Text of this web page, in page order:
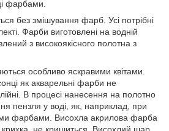
фарбами.
без змішування фарб. Усі потрібні
Фарби виготовлені на водній
з високоякісного полотна з
особливо яскравими квітами.
як акварельні фарби не
В процесі нанесення на полотно
пензля у воді, як, наприклад, при
фарбами. Висохла акрилова фарба
крихка, не кришиться. Висохлий шар